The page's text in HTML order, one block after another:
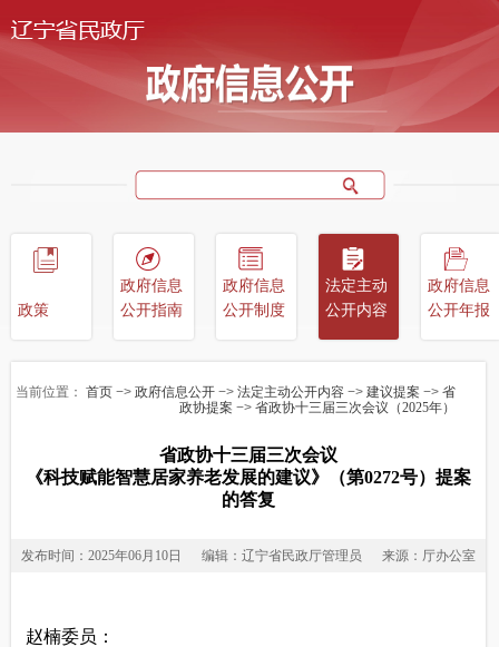
政策
政府信息
公开指南
政府信息
公开制度
法定主动
公开内容
政府信息
公开年报
当前位置： 首页−> 政府信息公开−> 法定主动公开内容−> 建议提案 −> 省
政协提案 −> 省政协十三届三次会议（2025年）
省政协十三届三次会议
《科技赋能智慧居家养老发展的建议》（第0272号）提案
的答复
发布时间：2025年06月10日 编辑：辽宁省民政厅管理员 来源：厅办公室
赵楠委员：